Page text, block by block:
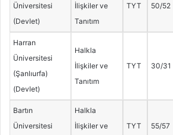
Üniversitesi
(Devlet)
İlişkiler ve
Tanıtım
TYT 50/52
Harran
Üniversitesi
(Şanlıurfa)
(Devlet)
Halkla
İlişkiler ve
Tanıtım
TYT 30/31
Bartın
Üniversitesi
Halkla
İlişkiler ve
TYT 55/57